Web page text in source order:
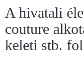
A hivatali
couture
keleti stb.